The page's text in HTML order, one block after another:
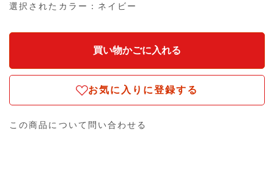
選択されたカラー：ネイビー
お気に入りに登録する
この商品について問い合わせる